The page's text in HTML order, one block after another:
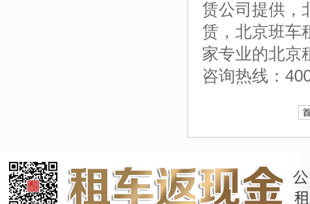
赁公司提供，
赁，北京班车
家专业的北京
咨询热线：